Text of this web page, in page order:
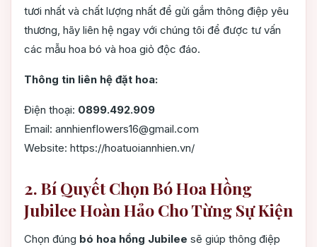
tươi nhất và chất lượng nhất để gửi gắm thông điệp yêu
thương, hãy liên hệ ngay với chúng tôi để được tư vấn
các mẫu hoa bó và hoa giỏ độc đáo.
Thông tin liên hệ đặt hoa:
Điện thoại: 0899.492.909
Email: annhienflowers16@gmail.com
Website: https://hoatuoiannhien.vn/
2. Bí Quyết Chọn Bó Hoa Hồng
Jubilee Hoàn Hảo Cho Từng Sự Kiện
Chọn đúng bó hoa hồng Jubilee sẽ giúp thông điệp